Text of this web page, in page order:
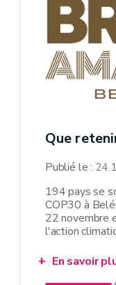
Que
Publié le :
194 pays se
COP30 à
22 novembre
l'action
En savoir